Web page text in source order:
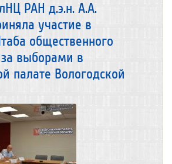
РАН д.э.н. А.А.
участие в
общественного
выборами в
палате Вологодской